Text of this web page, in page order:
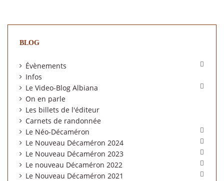
BLOG
Évènements 
Infos
Le Video-Blog Albiana

On en parle
Les billets de l'éditeur
Carnets de randonnée
Le Néo-Décaméron

Le Nouveau Décaméron 2024 
Le Nouveau Décaméron 2023 
Le nouveau Décaméron 2022 
Le Nouveau Décaméron 2021 